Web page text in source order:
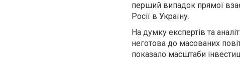
перший випадок прямої
Росії в Україну.
На думку експертів та
неготова до масованих
показало масштаби